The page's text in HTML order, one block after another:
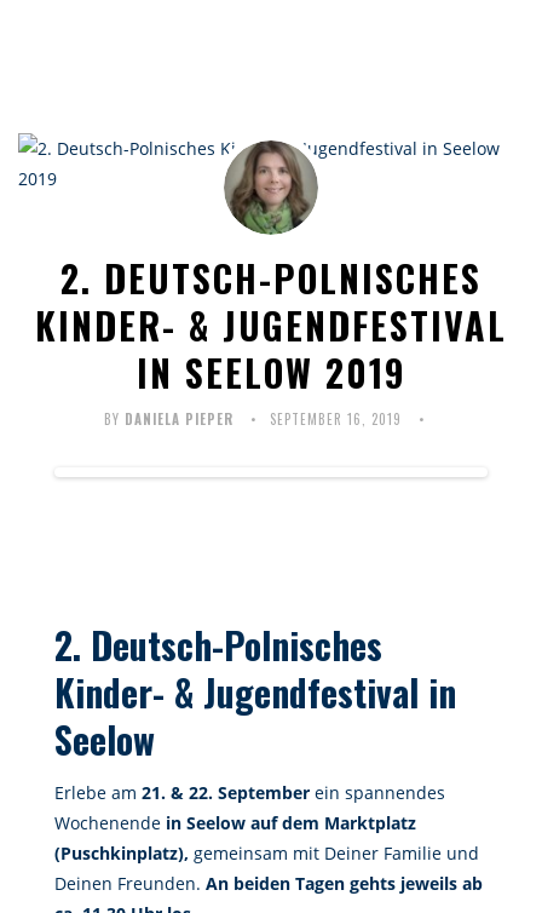
2. DEUTSCH-POLNISCHES
KINDER- & JUGENDFESTIVAL
IN SEELOW 2019
BY DANIELA PIEPER SEPTEMBER 16, 2019
2. Deutsch-Polnisches
Kinder- & Jugendfestival in
Seelow
Erlebe am 21. & 22. September ein spannendes
Wochenende in Seelow auf dem Marktplatz
(Puschkinplatz), gemeinsam mit Deiner Familie und
Deinen Freunden. An beiden Tagen gehts jeweils ab